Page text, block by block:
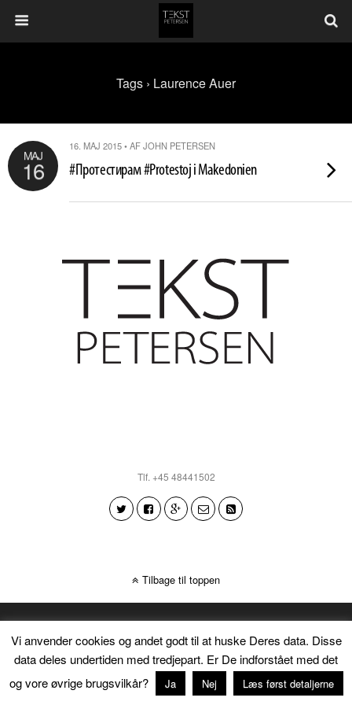
Tags › Laurence Auer
MAJ
16
16. MAJ 2015 • AF JOHN PETERSEN
#Протестирам #Protestoj i Makedonien
Tlf. +45 48441502
Vi anvender cookies og andet godt til at huske Deres data. Disse
data deles undertiden med tredjepart. Er De indforstået med det
og vore øvrige brugsvilkår?
Ja Nej Læs først detaljerne
Tilbage til toppen